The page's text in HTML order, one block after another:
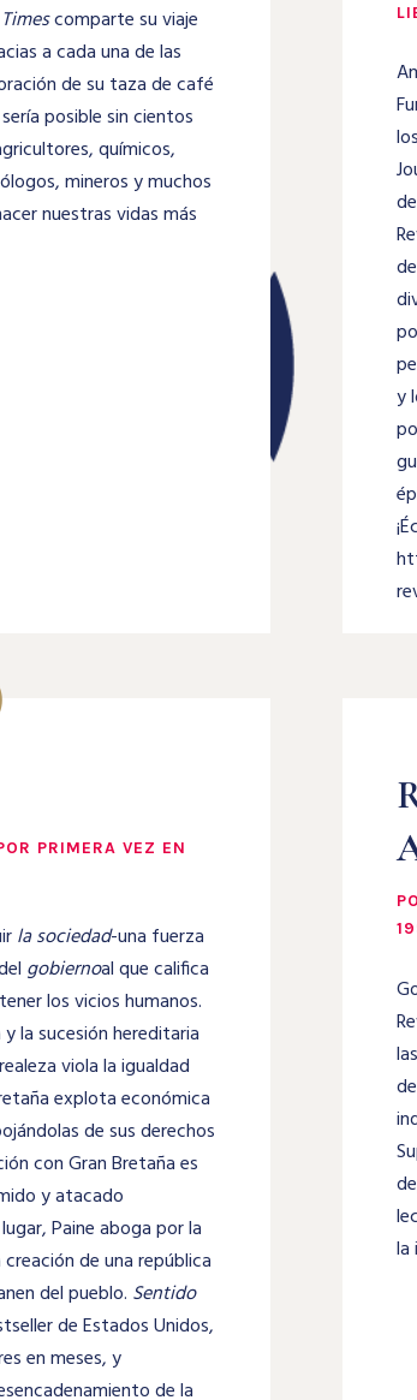
comparte su viaje
a cada una de las
de su taza de café
posible sin cientos
químicos,
mineros y muchos
nuestras vidas más
y
PRIMERA VEZ EN
la sociedad-una fuerza
gobiernoal que califica
los vicios humanos.
la sucesión hereditaria
viola la igualdad
explota económica
de sus derechos
con Gran Bretaña es
y atacado
Paine aboga por la
de una república
del pueblo. Sentido
de Estados Unidos,
en meses, y
de la
la